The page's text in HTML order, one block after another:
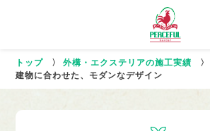
トップ 〉 外構・エクステリアの施工実績 〉
建物に合わせた、モダンなデザイン